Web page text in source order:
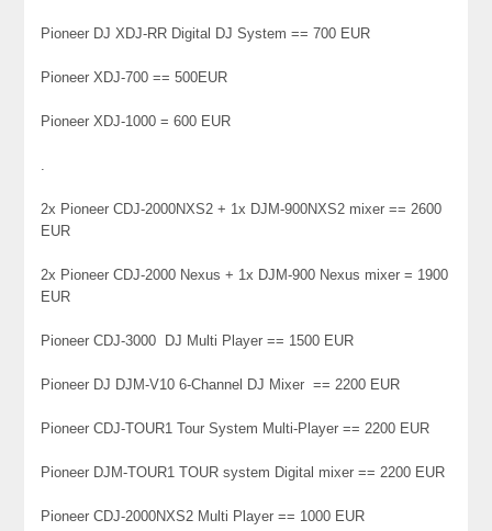
Pioneer DJ XDJ-RR Digital DJ System == 700 EUR
Pioneer XDJ-700 == 500EUR
Pioneer XDJ-1000 = 600 EUR
.
2x Pioneer CDJ-2000NXS2 + 1x DJM-900NXS2 mixer == 2600
EUR
2x Pioneer CDJ-2000 Nexus + 1x DJM-900 Nexus mixer = 1900
EUR
Pioneer CDJ-3000 DJ Multi Player == 1500 EUR
Pioneer DJ DJM-V10 6-Channel DJ Mixer == 2200 EUR
Pioneer CDJ-TOUR1 Tour System Multi-Player == 2200 EUR
Pioneer DJM-TOUR1 TOUR system Digital mixer == 2200 EUR
Pioneer CDJ-2000NXS2 Multi Player == 1000 EUR